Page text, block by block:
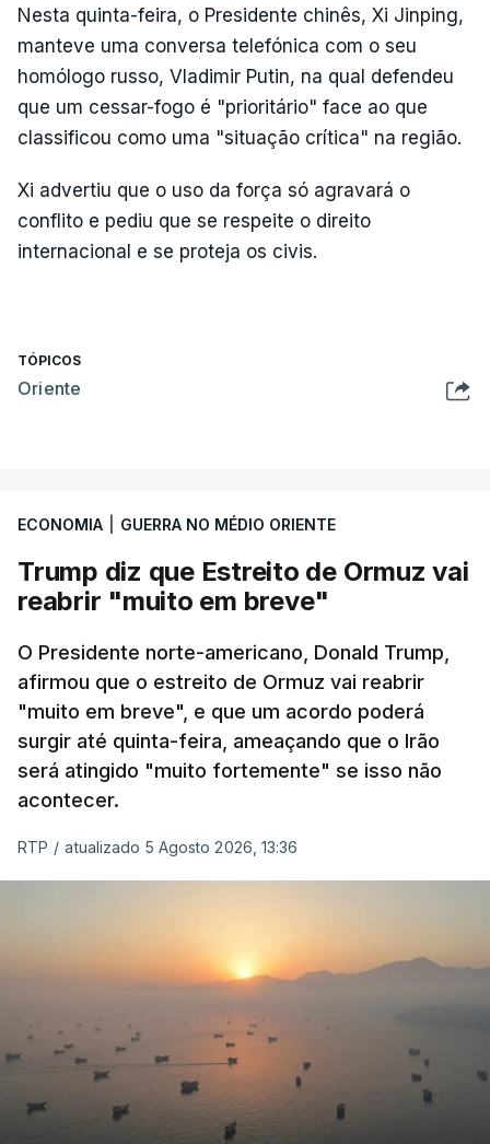
Nesta quinta-feira, o Presidente chinês, Xi Jinping,
manteve uma conversa telefónica com o seu
homólogo russo, Vladimir Putin, na qual defendeu
que um cessar-fogo é "prioritário" face ao que
classificou como uma "situação crítica" na região.
Xi advertiu que o uso da força só agravará o
conflito e pediu que se respeite o direito
internacional e se proteja os civis.
TÓPICOS
Oriente
ECONOMIA GUERRA NO MÉDIO ORIENTE
Trump diz que Estreito de Ormuz vai
reabrir "muito em breve"
O Presidente norte-americano, Donald Trump,
afirmou que o estreito de Ormuz vai reabrir
"muito em breve", e que um acordo poderá
surgir até quinta-feira, ameaçando que o Irão
será atingido "muito fortemente" se isso não
acontecer.
RTP / atualizado 5 Agosto 2026, 13:36